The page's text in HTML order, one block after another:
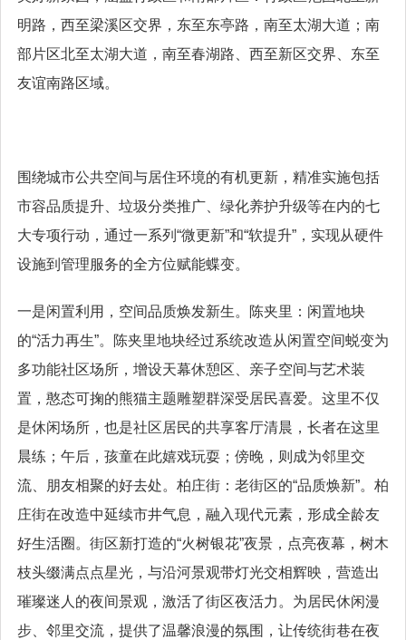
明路，西至梁溪区交界，东至东亭路，南至太湖大道；南
部片区北至太湖大道，南至春湖路、西至新区交界、东至
友谊南路区域。
围绕城市公共空间与居住环境的有机更新，精准实施包括
市容品质提升、垃圾分类推广、绿化养护升级等在内的七
大专项行动，通过一系列“微更新”和“软提升”，实现从硬件
设施到管理服务的全方位赋能蝶变。
一是闲置利用，空间品质焕发新生。陈夹里：闲置地块
的“活力再生”。陈夹里地块经过系统改造从闲置空间蜕变为
多功能社区场所，增设天幕休憩区、亲子空间与艺术装
置，憨态可掬的熊猫主题雕塑群深受居民喜爱。这里不仅
是休闲场所，也是社区居民的共享客厅清晨，长者在这里
晨练；午后，孩童在此嬉戏玩耍；傍晚，则成为邻里交
流、朋友相聚的好去处。柏庄街：老街区的“品质焕新”。柏
庄街在改造中延续市井气息，融入现代元素，形成全龄友
好生活圈。街区新打造的“火树银花”夜景，点亮夜幕，树木
枝头缀满点点星光，与沿河景观带灯光交相辉映，营造出
璀璨迷人的夜间景观，激活了街区夜活力。为居民休闲漫
步、邻里交流，提供了温馨浪漫的氛围，让传统街巷在夜